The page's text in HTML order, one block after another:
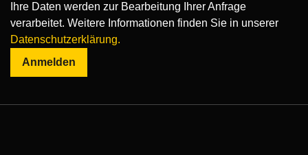
Ihre Daten werden zur Bearbeitung Ihrer Anfrage
verarbeitet. Weitere Informationen finden Sie in unserer
Datenschutzerklärung.
Anmelden